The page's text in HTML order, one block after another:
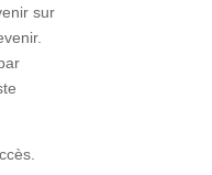
sur